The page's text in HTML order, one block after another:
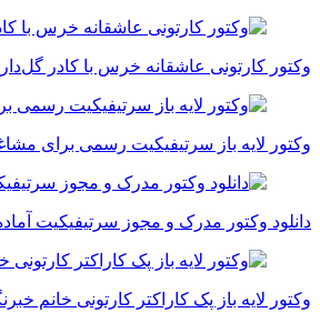
وکتور کارتونی عاشقانه خرس با کادر گل‌دار
وکتور لایه باز سرتیفیکیت رسمی برای
دانلود وکتور مدرک و مجوز سرتیفیکیت
وکتور لایه باز پک کاراکتر کارتونی خانم